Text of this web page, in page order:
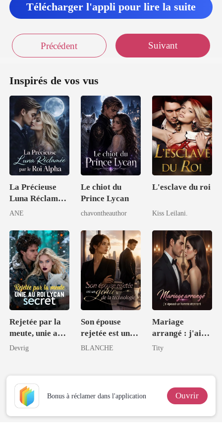
Télécharger l'appli pour lire la suite
Précédent Suivant
Inspirés de vos vus
La Précieuse
Luna Réclamée
par le Roi Alpha
ANE
Le chiot du
Prince Lycan
chavontheauthor
L'esclave du roi
Kiss Leilani.
Rejetée par la
meute, unie au
Roi Lycan
Devrig
Son épouse
rejetée est un
génie de la
BLANCHE
Mariage
arrangé : j'ai
épousé un
Tity
Bonus à réclamer dans l'application Ouvrir